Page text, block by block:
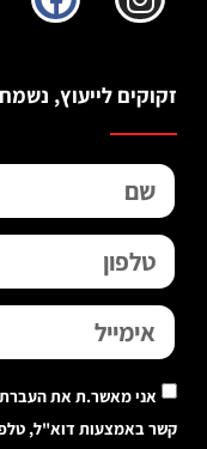
זקוקים לייעוץ,
אני מאשר.ת את העברת
קשר באמצעות דוא"ל,